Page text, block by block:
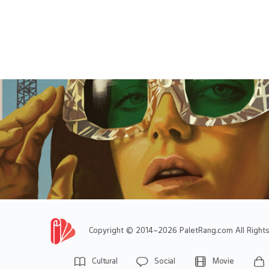
Archive
Posters
Archive
Posters
Archive
Posters
Archive
Posters
Archive
Posters
Archive
Posters
Archive
Posters
Archive
Posters
Archive
Posters
Copyright © 2014-2026 PaletRang.com All
Cultural Social Movie